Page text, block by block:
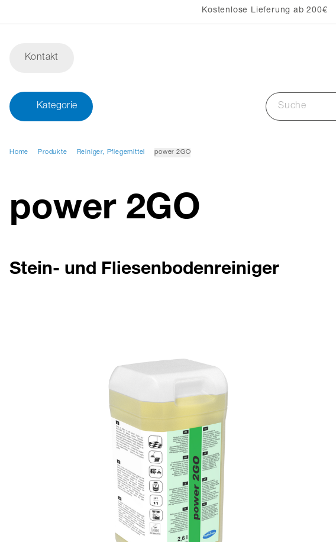
Kostenlose Lieferung ab 200€
Kontakt
Kategorie
Home Produkte Reiniger, Pflegemittel power 2GO
power 2GO
Stein- und Fliesenbodenreiniger